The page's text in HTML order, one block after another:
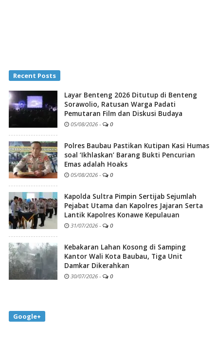
Recent Posts
Layar Benteng 2026 Ditutup di Benteng
Sorawolio, Ratusan Warga Padati
Pemutaran Film dan Diskusi Budaya
05/08/2026 - 0
Polres Baubau Pastikan Kutipan Kasi Humas
soal ‘Ikhlaskan’ Barang Bukti Pencurian
Emas adalah Hoaks
05/08/2026 - 0
Kapolda Sultra Pimpin Sertijab Sejumlah
Pejabat Utama dan Kapolres Jajaran Serta
Lantik Kapolres Konawe Kepulauan
31/07/2026 - 0
Kebakaran Lahan Kosong di Samping
Kantor Wali Kota Baubau, Tiga Unit
Damkar Dikerahkan
30/07/2026 - 0
Google+